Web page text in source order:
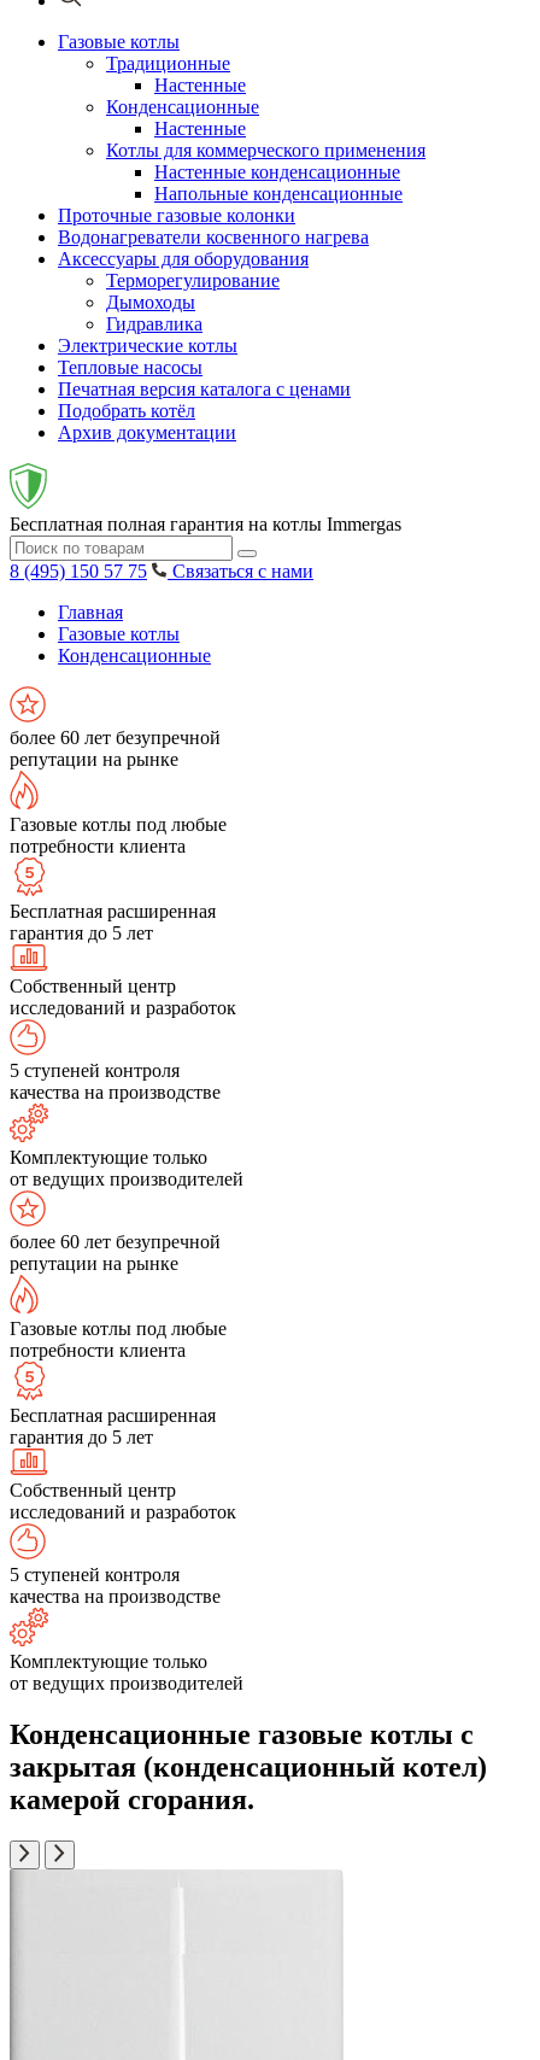
Газовые котлы
Традиционные
Настенные
Конденсационные
Настенные
Котлы для коммерческого применения
Настенные конденсационные
Напольные конденсационные
Проточные газовые колонки
Водонагреватели косвенного нагрева
Аксессуары для оборудования
Терморегулирование
Дымоходы
Гидравлика
Электрические котлы
Тепловые насосы
Печатная версия каталога с ценами
Подобрать котёл
Архив документации
Бесплатная полная гарантия на котлы Immergas
8 (495) 150 57 75
Связаться с нами
Главная
Газовые котлы
Конденсационные
более 60 лет безупречной
репутации на рынке
Газовые котлы под любые
потребности клиента
Бесплатная расширенная
гарантия до 5 лет
Собственный центр
исследований и разработок
5 ступеней контроля
качества на производстве
Комплектующие только
от ведущих производителей
более 60 лет безупречной
репутации на рынке
Газовые котлы под любые
потребности клиента
Бесплатная расширенная
гарантия до 5 лет
Собственный центр
исследований и разработок
5 ступеней контроля
качества на производстве
Комплектующие только
от ведущих производителей
Конденсационные газовые котлы с
закрытая (конденсационный котел)
камерой сгорания.